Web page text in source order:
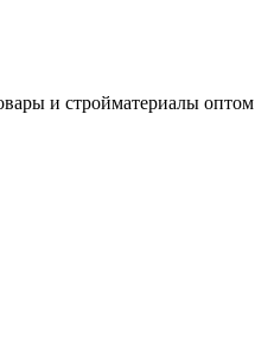
и стройматериалы оптом